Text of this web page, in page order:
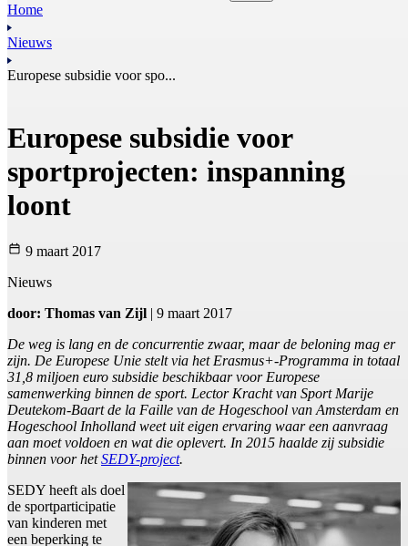
Home
Nieuws
Europese subsidie voor spo...
Europese subsidie voor
sportprojecten: inspanning
loont
9 maart 2017
Nieuws
door: Thomas van Zijl | 9 maart 2017
De weg is lang en de concurrentie zwaar, maar de beloning mag er
zijn. De Europese Unie stelt via het Erasmus+-Programma in totaal
31,8 miljoen euro subsidie beschikbaar voor Europese
samenwerking binnen de sport. Lector Kracht van Sport Marije
Deutekom-Baart de la Faille van de Hogeschool van Amsterdam en
Hogeschool Inholland weet uit eigen ervaring waar een aanvraag
aan moet voldoen en wat die oplevert. In 2015 haalde zij subsidie
binnen voor hetSEDY-project.
SEDY heeft als doel
de sportparticipatie
van kinderen met
een beperking te